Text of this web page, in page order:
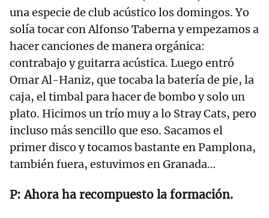
una especie de club acústico los domingos. Yo
solía tocar con Alfonso Taberna y empezamos a
hacer canciones de manera orgánica:
contrabajo y guitarra acústica. Luego entró
Omar Al-Haniz, que tocaba la batería de pie, la
caja, el timbal para hacer de bombo y solo un
plato. Hicimos un trío muy a lo Stray Cats, pero
incluso más sencillo que eso. Sacamos el
primer disco y tocamos bastante en Pamplona,
también fuera, estuvimos en Granada…
Ahora ha recompuesto la formación.